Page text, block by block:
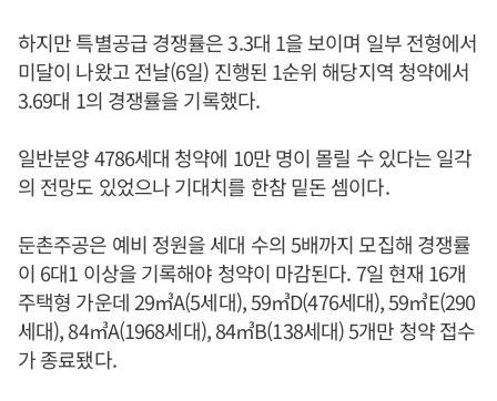
하지만 특별공급 경쟁률은 3.3대 1을 보이며 일부 전형에서
미달이 나왔고 전날(6일) 진행된 1순위 해당지역 청약에서
3.69대 1의 경쟁률을 기록했다.
일반분양 4786세대 청약에 10만 명이 몰릴 수 있다는 일각
의 전망도 있었으나 기대치를 한참 밑돈 셈이다.
둔촌주공은 예비 정원을 세대 수의 5배까지 모집해 경쟁률
이 6대1 이상을 기록해야 청약이 마감된다. 7일 현재 16개
주택형 가운데 29㎥A(5세대), 59㎥D(476세대), 59㎥E(290
세대), 84㎥A(1968세대), 84㎥B(138세대) 5개만 청약 접수
가 종료됐다.